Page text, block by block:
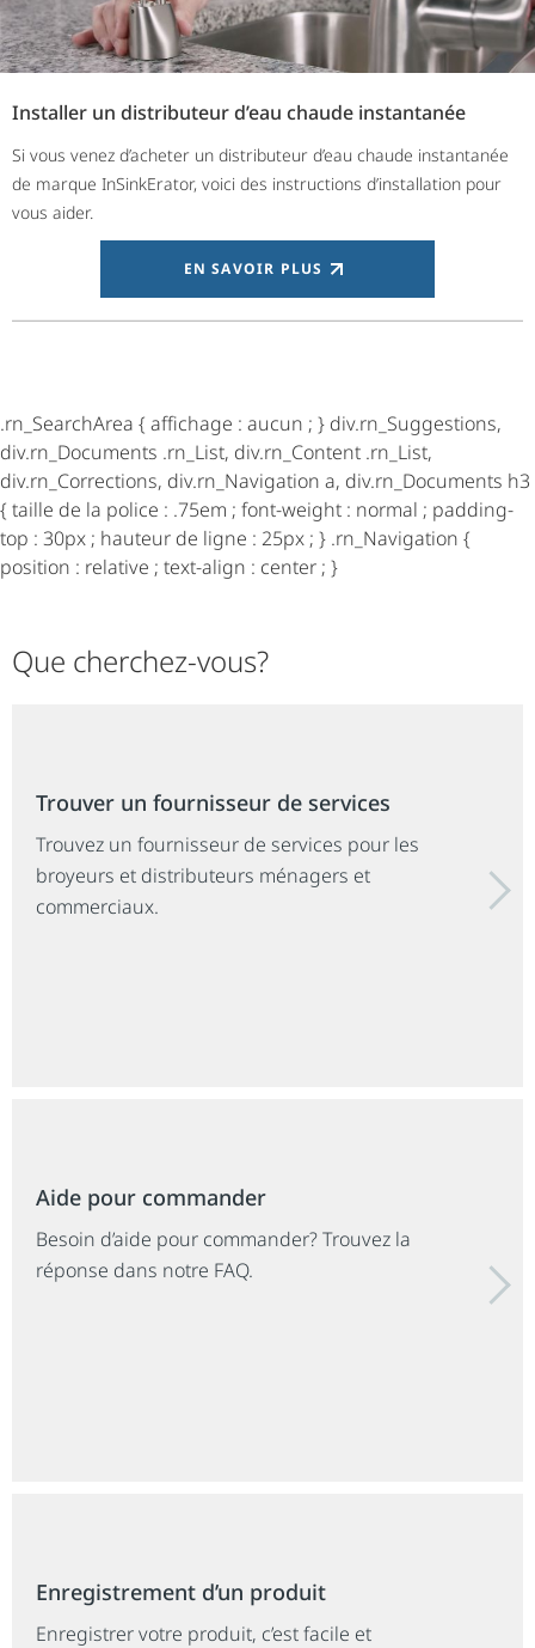
Installer un distributeur d’eau chaude instantanée
Si vous venez d’acheter un distributeur d’eau chaude instantanée
de marque InSinkErator, voici des instructions d’installation pour
vous aider.
EN SAVOIR PLUS
.rn_SearchArea { affichage : aucun ; } div.rn_Suggestions,
div.rn_Documents .rn_List, div.rn_Content .rn_List,
div.rn_Corrections, div.rn_Navigation a, div.rn_Documents h3
{ taille de la police : .75em ; font-weight : normal ; padding-
top : 30px ; hauteur de ligne : 25px ; } .rn_Navigation {
position : relative ; text-align : center ; }
Que cherchez-vous?
Trouver un fournisseur de services
Trouvez un fournisseur de services pour les
broyeurs et distributeurs ménagers et
commerciaux.
Aide pour commander
Besoin d’aide pour commander? Trouvez la
réponse dans notre FAQ.
Enregistrement d’un produit
Enregistrer votre produit, c’est facile et